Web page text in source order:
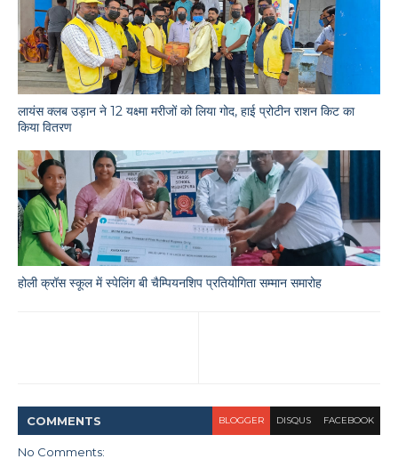
लायंस क्लब उड़ान ने 12 यक्ष्मा मरीजों को लिया गोद, हाई प्रोटीन राशन किट का
किया वितरण
होली क्रॉस स्कूल में स्पेलिंग बी चैम्पियनशिप प्रतियोगिता सम्मान समारोह
COMMENTS BLOGGER DISQUS FACEBOOK
No Comments: